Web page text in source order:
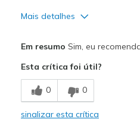
Mais detalhes
Breathe Well
Comfortable
Em resumo Sim, eu
Esta crítica foi útil?
0 0
sinalizar esta crítica